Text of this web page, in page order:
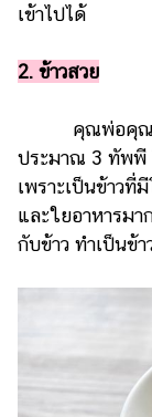
เข้าไปได้
2. ข้าวสวย
คุณพ่อคุณแม่ค
ประมาณ 3 ทัพพี
เพราะเป็นข้าวที่
และใยอาหารมา
กับข้าว ทำเป็นข้